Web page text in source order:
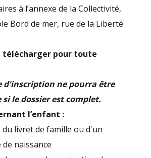
à l’annexe de la Collectivité,
Bord de mer, rue de la Liberté
télécharger pour toute
d'inscription ne pourra être
le dossier est complet.
l’enfant :
livret de famille ou d'un
naissance